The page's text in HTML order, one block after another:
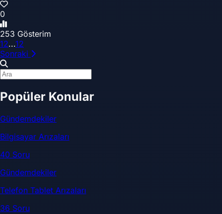
0
253 Gösterim
12...12
Sonraki
Popüler Konular
Gündemdekiler
Bilgisayar Arızaları
40 Soru
Gündemdekiler
Telefon Tablet Arızaları
36 Soru